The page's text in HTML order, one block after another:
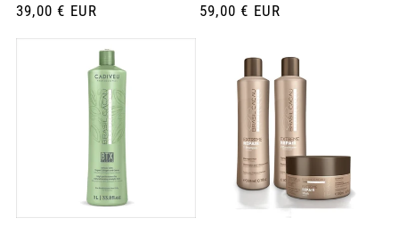
Prix
39,00 € EUR
Prix
59,00 € EUR